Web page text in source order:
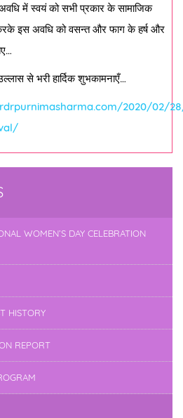
में स्वयं को सभी प्रकार के सामाजिक
इस अवधि को वसन्त और फाग के हर्ष और
से भरी हार्दिक शुभकामनाएँ…
2020/02/
WOMEN’S DAY CELEBRATION
HISTORY
REPORT